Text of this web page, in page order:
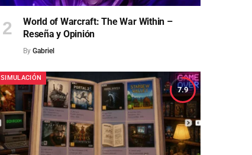
World of Warcraft: The War Within –
Reseña y Opinión
By Gabriel
7.9
SIMULACIÓN